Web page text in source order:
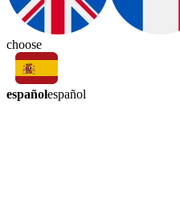
choose
españolespañol